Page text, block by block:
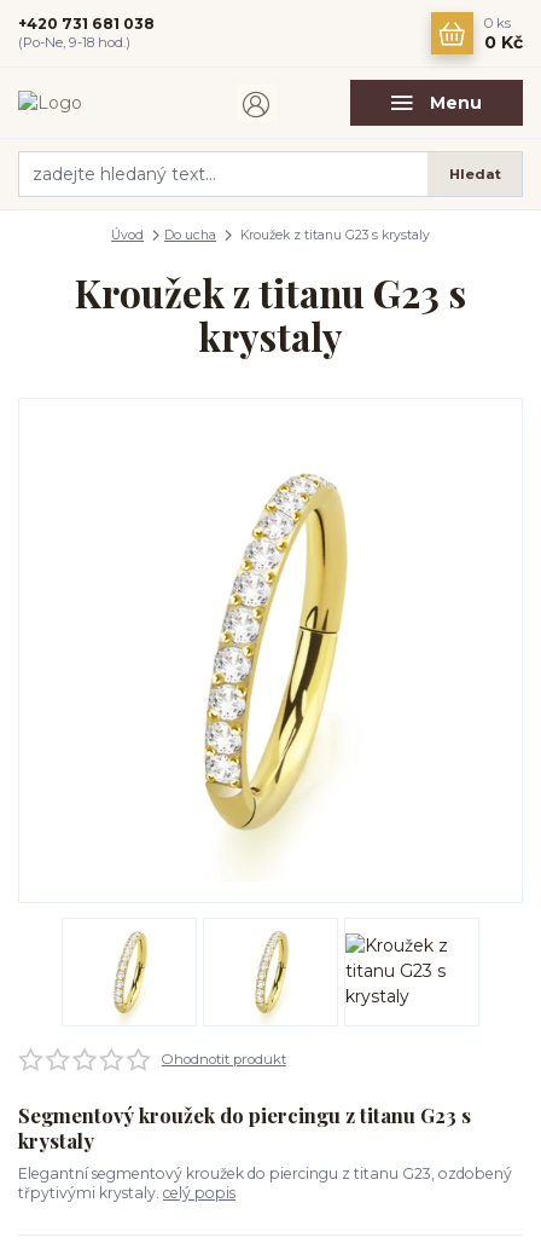
Menu
Hledat
+420 731 681 038
(Po-Ne, 9-18 hod.)
0 ks
0 Kč
Úvod Do ucha Kroužek z titanu G23 s krystaly
Kroužek z titanu G23 s
krystaly
Ohodnotit produkt
Segmentový kroužek do piercingu z titanu G23 s
krystaly
Elegantní segmentový kroužek do piercingu z titanu G23, ozdobený
třpytivými krystaly. celý popis